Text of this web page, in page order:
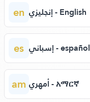
en إنجليزي - English
es إسباني - español
am أمهري - አማርኛ